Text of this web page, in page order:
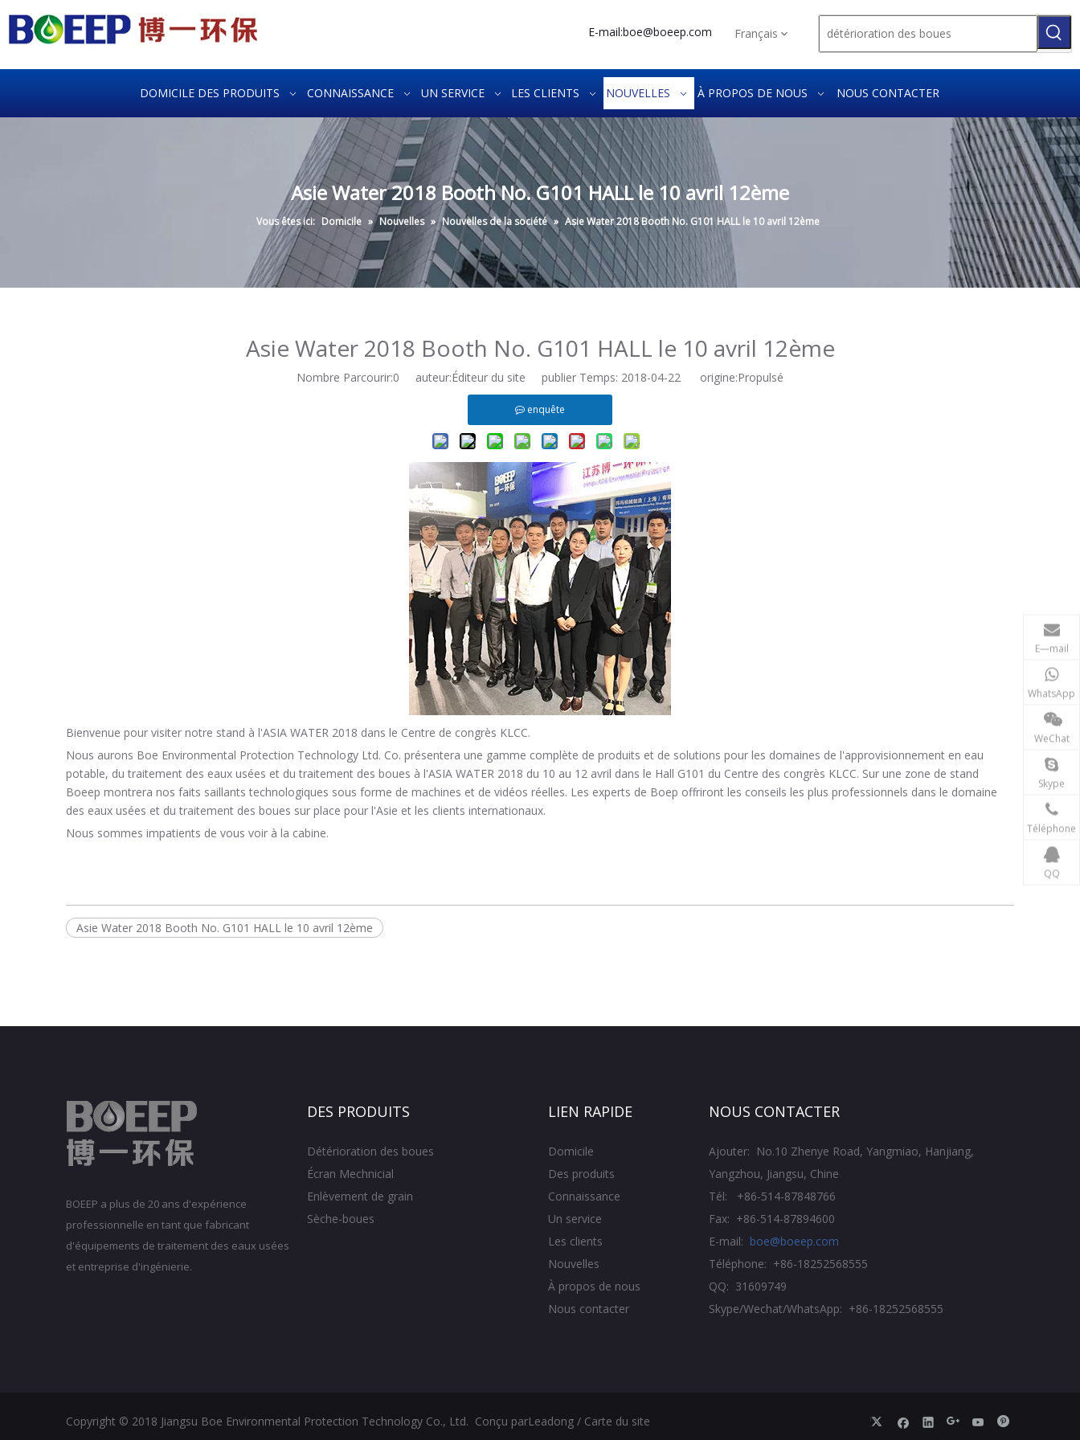
E-mail:boe@boeep.com Français
DOMICILE DES PRODUITS CONNAISSANCE UN SERVICE LES CLIENTS NOUVELLES À PROPOS DE NOUS NOUS CONTACTER
Asie Water 2018 Booth No. G101 HALL le 10 avril 12ème
Vous êtes ici: Domicile » Nouvelles » Nouvelles de la société » Asie Water 2018 Booth No. G101 HALL le 10 avril 12ème
Asie Water 2018 Booth No. G101 HALL le 10 avril 12ème
Nombre Parcourir:0 auteur:Éditeur du site publier Temps: 2018-04-22 origine:Propulsé
enquête
Bienvenue pour visiter notre stand à l'ASIA WATER 2018 dans le Centre de congrès KLCC.
Nous aurons Boe Environmental Protection Technology Ltd. Co. présentera une gamme complète de produits et de solutions pour les domaines de l'approvisionnement en eau
potable, du traitement des eaux usées et du traitement des boues à l'ASIA WATER 2018 du 10 au 12 avril dans le Hall G101 du Centre des congrès KLCC. Sur une zone de stand
Boeep montrera nos faits saillants technologiques sous forme de machines et de vidéos réelles. Les experts de Boep offriront les conseils les plus professionnels dans le domaine
des eaux usées et du traitement des boues sur place pour l'Asie et les clients internationaux.
Nous sommes impatients de vous voir à la cabine.
Asie Water 2018 Booth No. G101 HALL le 10 avril 12ème
BOEEP a plus de 20 ans d'expérience
professionnelle en tant que fabricant
d'équipements de traitement des eaux usées
et entreprise d'ingénierie.
DES PRODUITS
Détérioration des boues
Écran Mechnicial
Enlèvement de grain
Sèche-boues
E—mail
WhatsApp
WeChat
Skype
Téléphone
QQ
LIEN RAPIDE
Domicile
Des produits
Connaissance
Un service
Les clients
Nouvelles
À propos de nous
Nous contacter
NOUS CONTACTER
Ajouter: No.10 Zhenye Road, Yangmiao, Hanjiang,
Yangzhou, Jiangsu, Chine
Tél: +86-514-87848766
Fax: +86-514-87894600
E-mail: boe@boeep.com
Téléphone: +86-18252568555
QQ: 31609749
Skype/Wechat/WhatsApp: +86-18252568555
Copyright © 2018 Jiangsu Boe Environmental Protection Technology Co., Ltd. Conçu parLeadong / Carte du site